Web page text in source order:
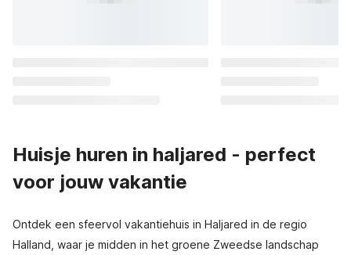
Huisje huren in haljared - perfect
voor jouw vakantie
Ontdek een sfeervol vakantiehuis in Haljared in de regio
Halland, waar je midden in het groene Zweedse landschap